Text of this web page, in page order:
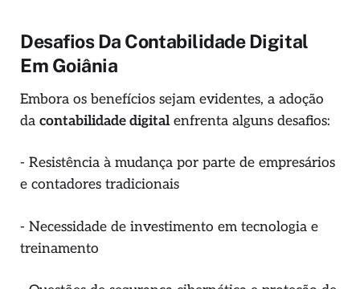
Desafios Da Contabilidade Digital
Em Goiânia
Embora os benefícios sejam evidentes, a adoção
da contabilidade digitalenfrenta alguns desafios:
- Resistência à mudança por parte de empresários
e contadores tradicionais
- Necessidade de investimento em tecnologia e
treinamento